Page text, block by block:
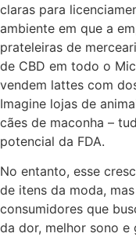
claras para
ambiente em que a
prateleiras de
de CBD em todo o
vendem lattes com
Imagine lojas de
cães de maconha –
potencial da FDA.
No entanto, esse
de itens da moda,
consumidores que
da dor, melhor sono e